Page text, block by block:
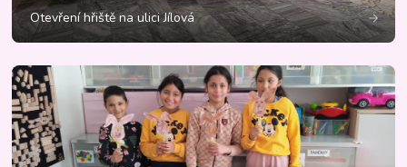
Otevření hřiště na ulici Jílová